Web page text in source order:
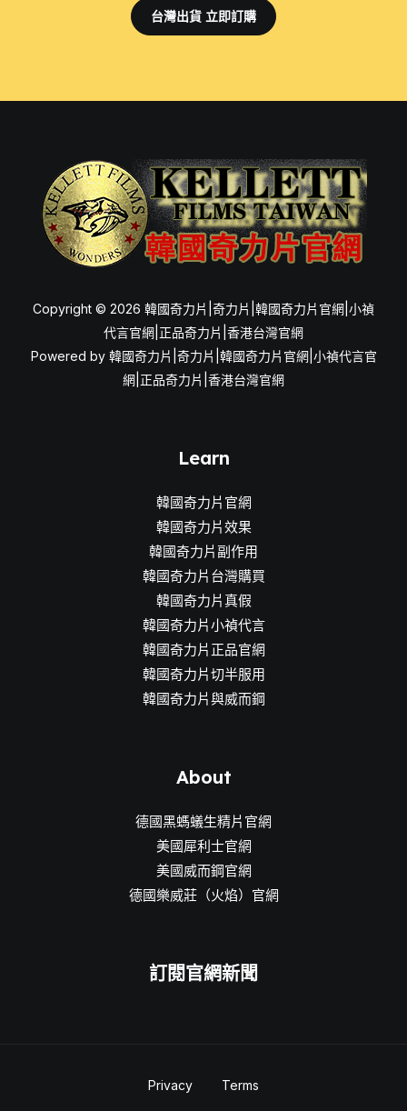
台灣出貨 立即訂購
Copyright © 2026 韓國奇力片|奇力片|韓國奇力片官網|小禎
代言官網|正品奇力片|香港台灣官網
Powered by 韓國奇力片|奇力片|韓國奇力片官網|小禎代言官
網|正品奇力片|香港台灣官網
Learn
韓國奇力片官網
韓國奇力片效果
韓國奇力片副作用
韓國奇力片台灣購買
韓國奇力片真假
韓國奇力片小禎代言
韓國奇力片正品官網
韓國奇力片切半服用
韓國奇力片與威而鋼
About
德國黑螞蟻生精片官網
美國犀利士官網
美國威而鋼官網
德國樂威莊（火焰）官網
訂閱官網新聞
Privacy Terms